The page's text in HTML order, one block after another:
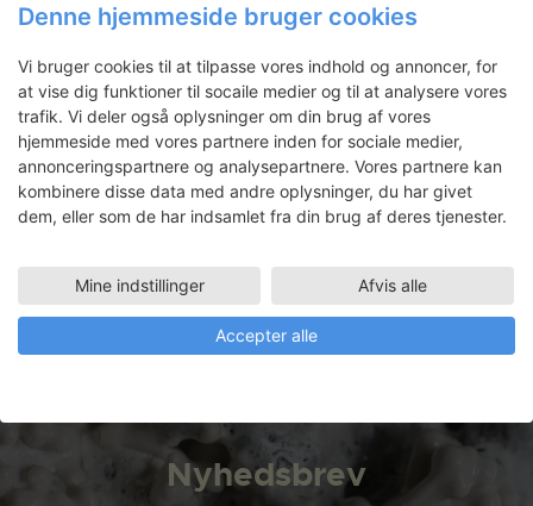
Media Mesh –
udsmykningsprojekt KUA2
Ursula Munch-Petersen
LERVÆRKSTED
23.08.2007 - 29.11.2007
Nyhedsbrev
Denne hjemmeside bruger cookies
Vi bruger cookies til at tilpasse vores indhold og annoncer, for
at vise dig funktioner til socaile medier og til at analysere vores
trafik. Vi deler også oplysninger om din brug af vores
hjemmeside med vores partnere inden for sociale medier,
annonceringspartnere og analysepartnere. Vores partnere kan
kombinere disse data med andre oplysninger, du har givet
dem, eller som de har indsamlet fra din brug af deres tjenester.
Mine indstillinger Afvis alle
Accepter alle